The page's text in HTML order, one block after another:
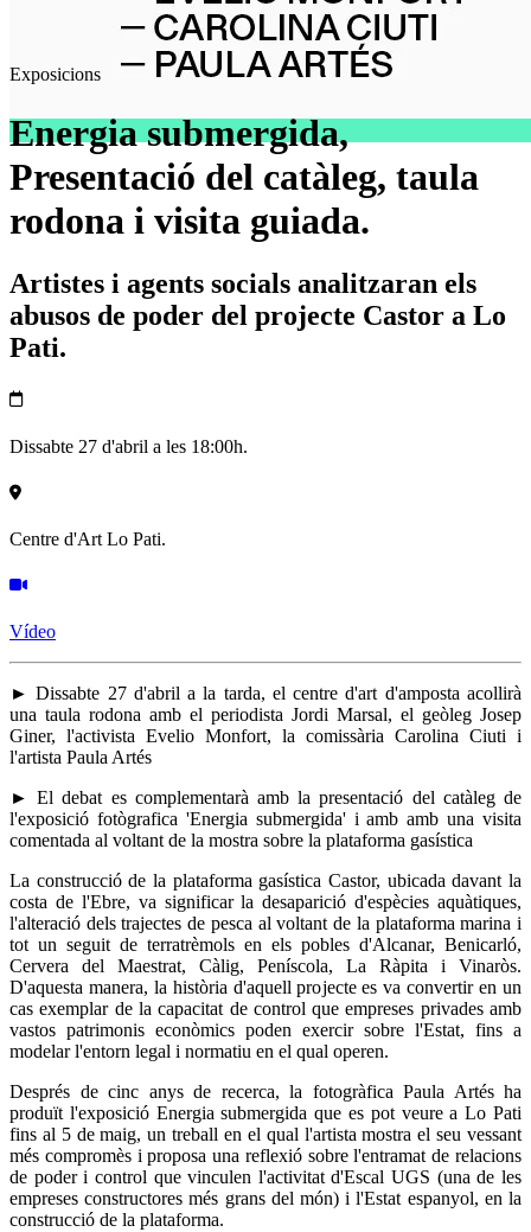
Exposicions
Energia submergida,
Presentació del catàleg, taula
rodona i visita guiada.
Artistes i agents socials analitzaran els
abusos de poder del projecte Castor a Lo
Pati.
Dissabte 27 d'abril a les 18:00h.
Centre d'Art Lo Pati.
Vídeo
► Dissabte 27 d'abril a la tarda, el centre d'art d'amposta acollirà
una taula rodona amb el periodista Jordi Marsal, el geòleg Josep
Giner, l'activista Evelio Monfort, la comissària Carolina Ciuti i
l'artista Paula Artés
► El debat es complementarà amb la presentació del catàleg de
l'exposició fotògrafica 'Energia submergida' i amb amb una visita
comentada al voltant de la mostra sobre la plataforma gasística
La construcció de la plataforma gasística Castor, ubicada davant la
costa de l'Ebre, va significar la desaparició d'espècies aquàtiques,
l'alteració dels trajectes de pesca al voltant de la plataforma marina i
tot un seguit de terratrèmols en els pobles d'Alcanar, Benicarló,
Cervera del Maestrat, Càlig, Peníscola, La Ràpita i Vinaròs.
D'aquesta manera, la història d'aquell projecte es va convertir en un
cas exemplar de la capacitat de control que empreses privades amb
vastos patrimonis econòmics poden exercir sobre l'Estat, fins a
modelar l'entorn legal i normatiu en el qual operen.
Després de cinc anys de recerca, la fotogràfica Paula Artés ha
produït l'exposició Energia submergida que es pot veure a Lo Pati
fins al 5 de maig, un treball en el qual l'artista mostra el seu vessant
més compromès i proposa una reflexió sobre l'entramat de relacions
de poder i control que vinculen l'activitat d'Escal UGS (una de les
empreses constructores més grans del món) i l'Estat espanyol, en la
construcció de la plataforma.